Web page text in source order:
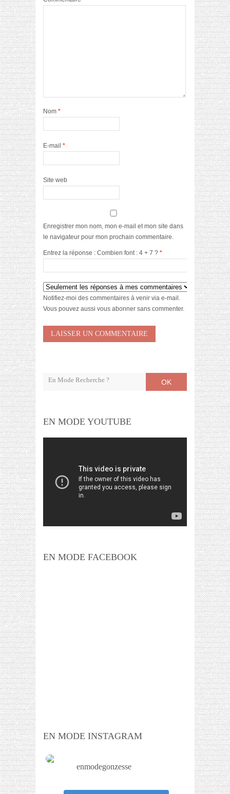
Nom *
E-mail *
Site web
Enregistrer mon nom, mon e-mail et mon site dans
le navigateur pour mon prochain commentaire.
Entrez la réponse : Combien font : 4 + 7 ? *
Notifiez-moi des commentaires à venir via e-mail.
Vous pouvez aussi vous abonner sans commenter.
OK
EN MODE YOUTUBE
EN MODE FACEBOOK
EN MODE INSTAGRAM
enmodegonzesse